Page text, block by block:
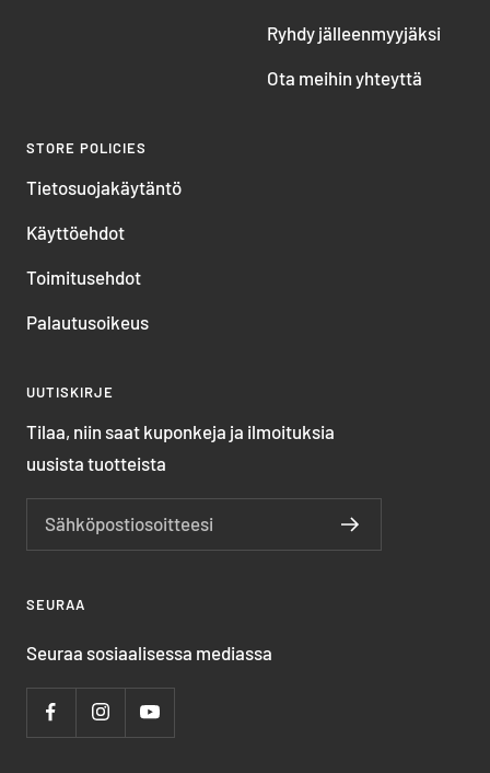
Ryhdy jälleenmyyjäksi
Ota meihin yhteyttä
STORE POLICIES
Tietosuojakäytäntö
Käyttöehdot
Toimitusehdot
Palautusoikeus
UUTISKIRJE
Tilaa, niin saat kuponkeja ja ilmoituksia
uusista tuotteista
Sähköpostiosoitteesi
SEURAA
Seuraa sosiaalisessa mediassa